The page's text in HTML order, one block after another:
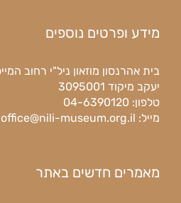
מידע ופרטים נוספים
יעקב מיקוד 3095001
טלפון: 04-6390120
מייל: office@nili-museum.org.il
מאמרים חדשים באתר